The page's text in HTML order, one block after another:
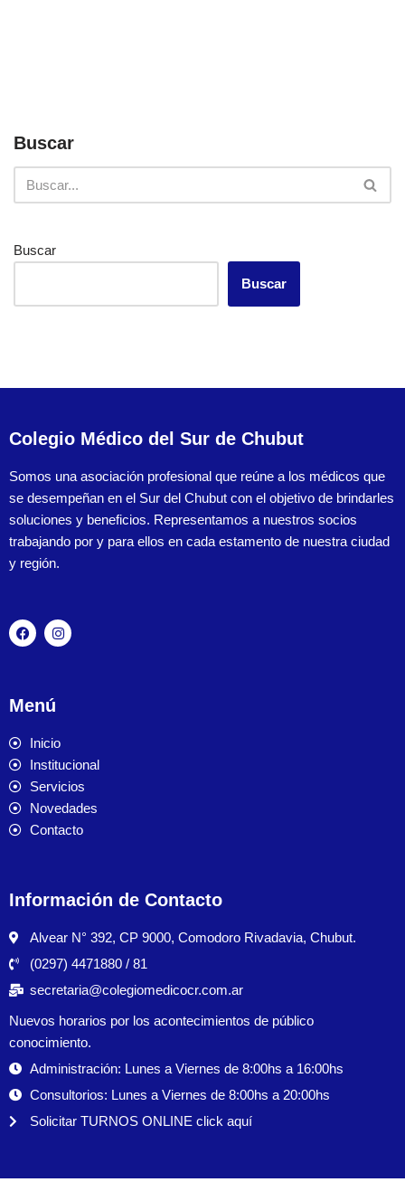
Buscar
Buscar
Buscar
Colegio Médico del Sur de Chubut
Somos una asociación profesional que reúne a los médicos que
se desempeñan en el Sur del Chubut con el objetivo de brindarles
soluciones y beneficios. Representamos a nuestros socios
trabajando por y para ellos en cada estamento de nuestra ciudad
y región.
Menú
Inicio
Institucional
Servicios
Novedades
Contacto
Información de Contacto
Alvear N° 392, CP 9000, Comodoro Rivadavia, Chubut.
(0297) 4471880 / 81
secretaria@colegiomedicocr.com.ar
Nuevos horarios por los acontecimientos de público
conocimiento.
Administración: Lunes a Viernes de 8:00hs a 16:00hs
Consultorios: Lunes a Viernes de 8:00hs a 20:00hs
Solicitar TURNOS ONLINE click aquí